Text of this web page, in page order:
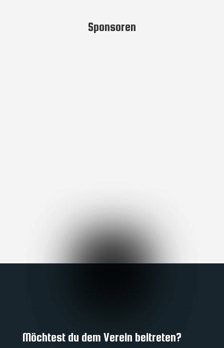
Sponsoren
Möchtest du dem Verein beitreten?